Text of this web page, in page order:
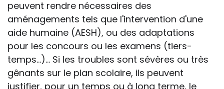
peuvent rendre nécessaires des
aménagements tels que l'intervention d'une
aide humaine (AESH), ou des adaptations
pour les concours ou les examens (tiers-
temps...)... Si les troubles sont sévères ou très
gênants sur le plan scolaire, ils peuvent
justifier, pour un temps ou à long terme, le